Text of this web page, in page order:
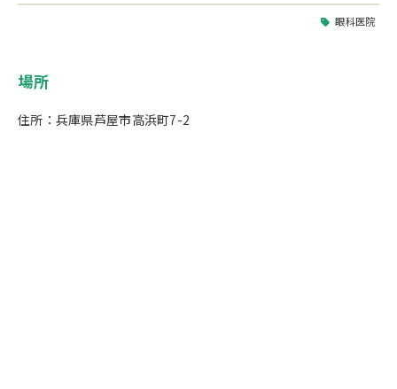
眼科医院
場所
住所：兵庫県芦屋市高浜町7-2